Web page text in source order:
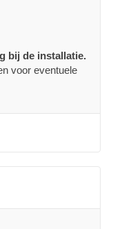
bij de installatie.
voor eventuele